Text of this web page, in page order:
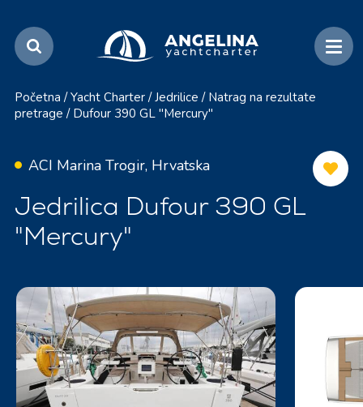
Početna / Yacht Charter / Jedrilice / Natrag na rezultate
pretrage / Dufour 390 GL "Mercury"
ACI Marina Trogir, Hrvatska
Jedrilica Dufour 390 GL
"Mercury"